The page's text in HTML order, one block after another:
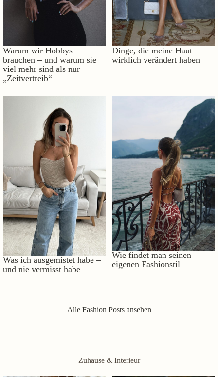
Warum wir Hobbys
brauchen – und warum sie
viel mehr sind als nur
„Zeitvertreib“
Dinge, die meine Haut
wirklich verändert haben
Was ich ausgemistet habe –
und nie vermisst habe
Wie findet man seinen
eigenen Fashionstil
Alle Fashion Posts ansehen
Zuhause & Interieur